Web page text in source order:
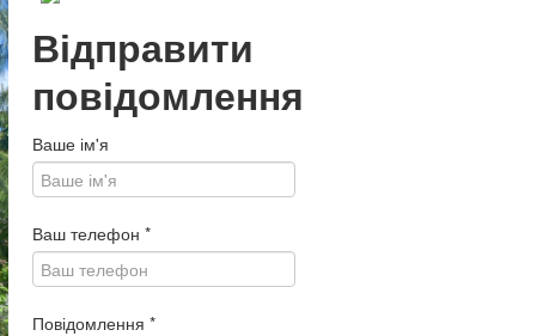
Відправити
повідомлення
Ваше ім'я
Ваш телефон *
Повідомлення *